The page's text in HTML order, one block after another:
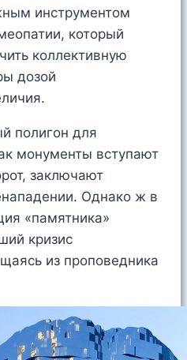
инструментом
который
коллективную
дозой
полигон для
монументы вступают
заключают
Однако ж в
«памятника»
кризис
из проповедника